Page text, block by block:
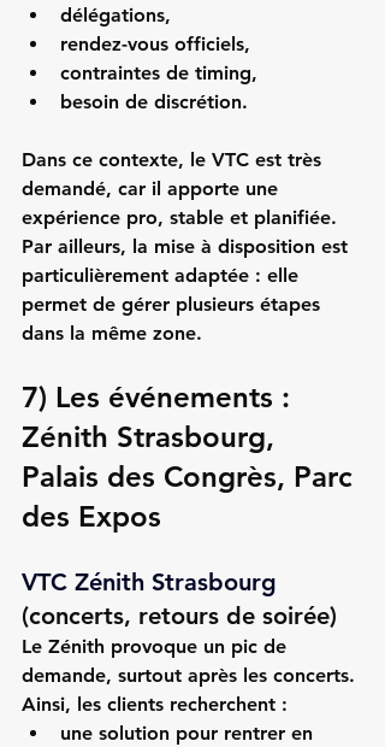
délégations,
rendez-vous officiels,
contraintes de timing,
besoin de discrétion.
Dans ce contexte, le VTC est très
demandé, car il apporte une
expérience pro, stable et planifiée.
Par ailleurs, la mise à disposition est
particulièrement adaptée : elle
permet de gérer plusieurs étapes
dans la même zone.
7) Les événements :
Zénith Strasbourg,
Palais des Congrès, Parc
des Expos
VTC Zénith Strasbourg
(concerts, retours de soirée)
Le Zénith provoque un pic de
demande, surtout après les concerts.
Ainsi, les clients recherchent :
une solution pour rentrer en